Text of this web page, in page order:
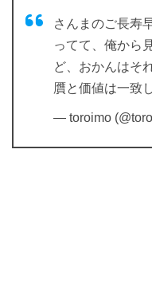
さんまのご長寿
ってて、俺から
ど、おかんはそ
贋と価値は一致
— toroimo